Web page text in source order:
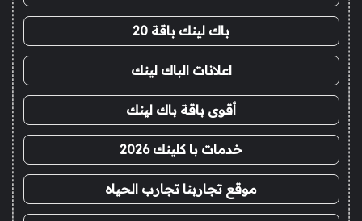
باك لينك باقة 20
اعلانات الباك لينك
أقوى باقة باك لينك
خدمات با كلينك 2026
موقع تجاربنا تجارب الحياه